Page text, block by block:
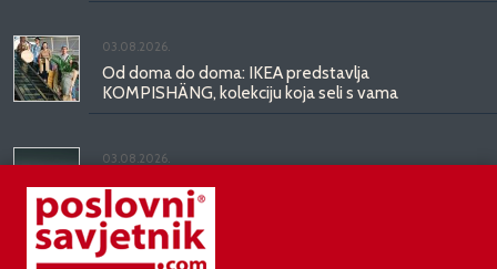
03.08.2026.
Od doma do doma: IKEA predstavlja
KOMPISHÄNG, kolekciju koja seli s vama
03.08.2026.
Kineski BYD predstavio luksuznu limuzinu veću od
Mercedesove S-klase, obećava domet do 1.000
kilometara